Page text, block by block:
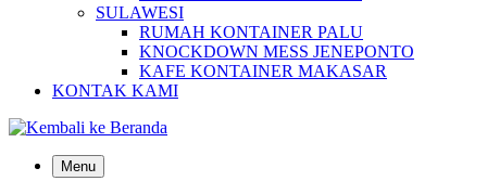
SULAWESI
RUMAH KONTAINER PALU
KNOCKDOWN MESS JENEPONTO
KAFE KONTAINER MAKASAR
KONTAK KAMI
Menu